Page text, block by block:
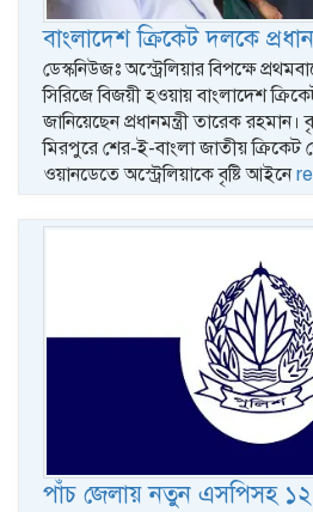
বাংলাদেশ ক্রিকেট দলকে
ডেস্কনিউজঃ অস্ট্রেলিয়ার বিপক্ষে
সিরিজে বিজয়ী হওয়ায় বাংলাদেশ
জানিয়েছেন প্রধানমন্ত্রী তারেক
মিরপুরে শের-ই-বাংলা জাতীয় ক্রিকেট
ওয়ানডেতে অস্ট্রেলিয়াকে বৃষ্টি আইনে
পাঁচ জেলায় নতুন এসপিসহ ১২